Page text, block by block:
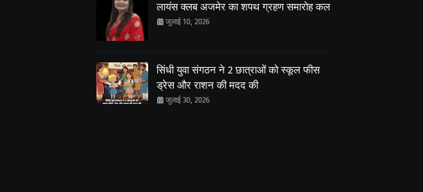
लायंस क्लब अजमेर का शपथ ग्रहण समारोह कल
जुलाई 10, 2026
सिंधी युवा संगठन ने 2 छात्राओं को स्कूल फीस
ड्रेस और राशन की मदद की
जुलाई 30, 2026